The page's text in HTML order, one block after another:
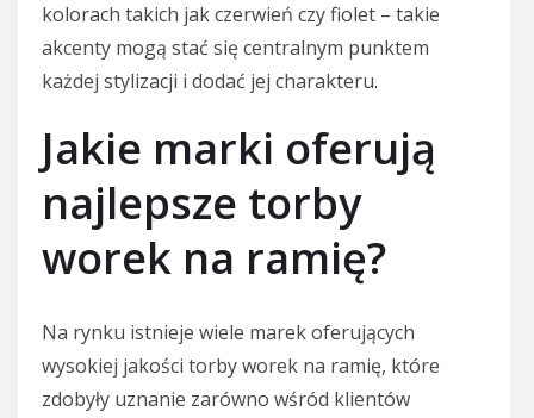
kolorach takich jak czerwień czy fiolet – takie
akcenty mogą stać się centralnym punktem
każdej stylizacji i dodać jej charakteru.
Jakie marki oferują
najlepsze torby
worek na ramię?
Na rynku istnieje wiele marek oferujących
wysokiej jakości torby worek na ramię, które
zdobyły uznanie zarówno wśród klientów